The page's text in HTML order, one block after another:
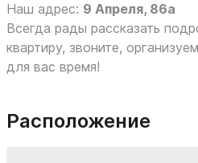
Наш адрес: 9 Апреля, 86а
Всегда рады рассказать
квартиру, звоните,
для вас время!
Расположение